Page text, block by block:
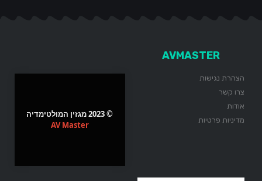
AVMASTER
הצהרת נגישות
צרו קשר
אודות
מדיניות פרטיות
© 2023 מגזין המולטימדיה
AV Master